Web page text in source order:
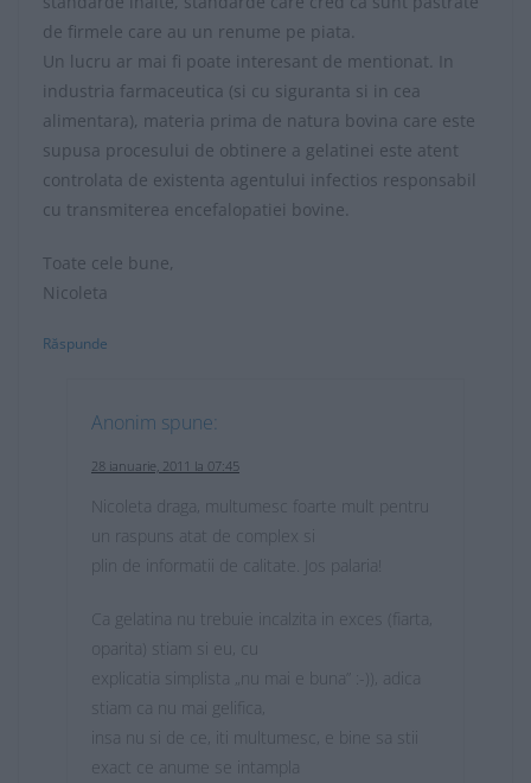
de firmele care au un renume pe piata.
Un lucru ar mai fi poate interesant de mentionat. In
industria farmaceutica (si cu siguranta si in cea
alimentara), materia prima de natura bovina care este
supusa procesului de obtinere a gelatinei este atent
controlata de existenta agentului infectios responsabil
cu transmiterea encefalopatiei bovine.
Toate cele bune,
Nicoleta
Răspunde
Anonim spune:
28 ianuarie, 2011 la 07:45
Nicoleta draga, multumesc foarte mult pentru
un raspuns atat de complex si
plin de informatii de calitate. Jos palaria!
Ca gelatina nu trebuie incalzita in exces (fiarta,
oparita) stiam si eu, cu
explicatia simplista „nu mai e buna” :-)), adica
stiam ca nu mai gelifica,
insa nu si de ce, iti multumesc, e bine sa stii
exact ce anume se intampla